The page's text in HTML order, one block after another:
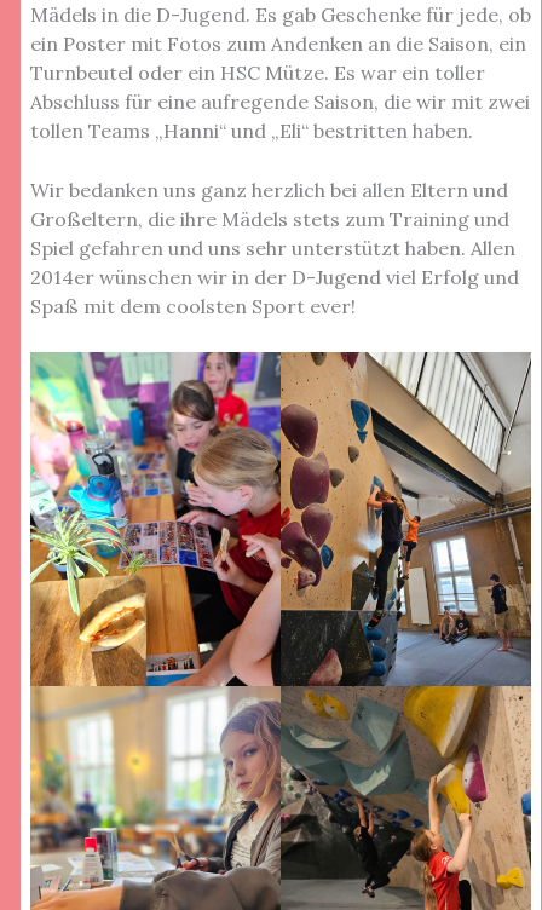
Mädels in die D-Jugend. Es gab Geschenke für jede, ob
ein Poster mit Fotos zum Andenken an die Saison, ein
Turnbeutel oder ein HSC Mütze. Es war ein toller
Abschluss für eine aufregende Saison, die wir mit zwei
tollen Teams „Hanni“ und „Eli“ bestritten haben.
Wir bedanken uns ganz herzlich bei allen Eltern und
Großeltern, die ihre Mädels stets zum Training und
Spiel gefahren und uns sehr unterstützt haben. Allen
2014er wünschen wir in der D-Jugend viel Erfolg und
Spaß mit dem coolsten Sport ever!